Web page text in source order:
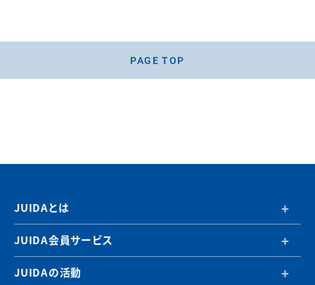
PAGE TOP
JUIDAとは
JUIDA会員サービス
JUIDAの活動